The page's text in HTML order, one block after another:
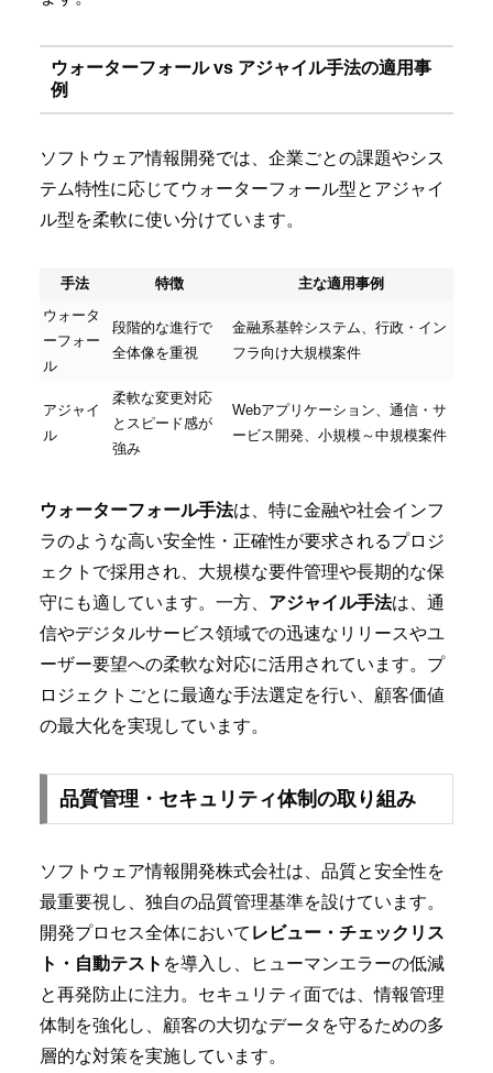
ウォーターフォール vs アジャイル手法の適用事
例
ソフトウェア情報開発では、企業ごとの課題やシス
テム特性に応じてウォーターフォール型とアジャイ
ル型を柔軟に使い分けています。
手法 特徴
主な適用事例
ウォータ
ーフォー
ル
段階的な進行で
全体像を重視
金融系基幹システム、行政・イン
フラ向け大規模案件
アジャイ
ル
柔軟な変更対応
とスピード感が
強み
Webアプリケーション、通信・サ
ービス開発、小規模～中規模案件
ウォーターフォール手法は、特に金融や社会インフ
ラのような高い安全性・正確性が要求されるプロジ
ェクトで採用され、大規模な要件管理や長期的な保
守にも適しています。一方、 アジャイル手法は、通
信やデジタルサービス領域での迅速なリリースやユ
ーザー要望への柔軟な対応に活用されています。プ
ロジェクトごとに最適な手法選定を行い、顧客価値
の最大化を実現しています。
品質管理・セキュリティ体制の取り組み
ソフトウェア情報開発株式会社は、品質と安全性を
最重要視し、独自の品質管理基準を設けています。
開発プロセス全体において レビュー・チェックリス
ト・自動テスト を導入し、ヒューマンエラーの低減
と再発防止に注力。セキュリティ面では、情報管理
体制を強化し、顧客の大切なデータを守るための多
層的な対策を実施しています。